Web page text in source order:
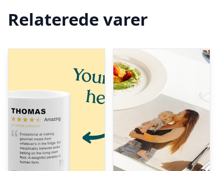
Relaterede varer